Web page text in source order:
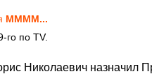
MMMM...
го по TV.
Николаевич назначил